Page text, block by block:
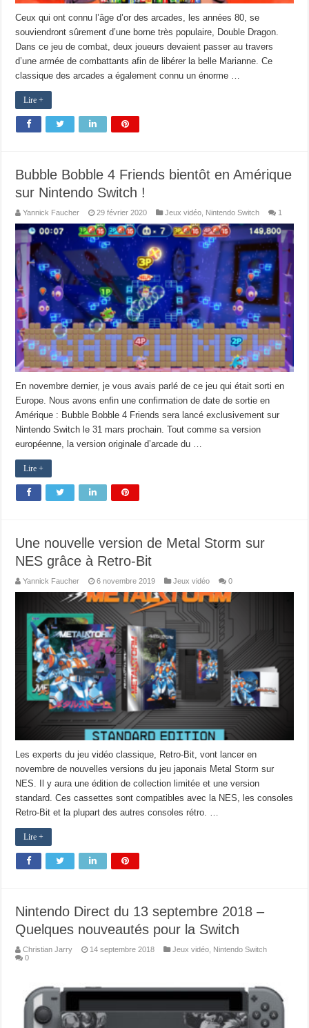
Ceux qui ont connu l’âge d’or des arcades, les années 80, se
souviendront sûrement d’une borne très populaire, Double Dragon.
Dans ce jeu de combat, deux joueurs devaient passer au travers
d’une armée de combattants afin de libérer la belle Marianne. Ce
classique des arcades a également connu un énorme …
Lire +
Bubble Bobble 4 Friends bientôt en Amérique
sur Nintendo Switch !
Yannick Faucher 29 février 2020 Jeux vidéo Nintendo Switch 1
En novembre dernier, je vous avais parlé de ce jeu qui était sorti en
Europe. Nous avons enfin une confirmation de date de sortie en
Amérique : Bubble Bobble 4 Friends sera lancé exclusivement sur
Nintendo Switch le 31 mars prochain. Tout comme sa version
européenne, la version originale d’arcade du …
Lire +
Une nouvelle version de Metal Storm sur
NES grâce à Retro-Bit
Yannick Faucher 6 novembre 2019 Jeux vidéo 0
Les experts du jeu vidéo classique, Retro-Bit, vont lancer en
novembre de nouvelles versions du jeu japonais Metal Storm sur
NES. Il y aura une édition de collection limitée et une version
standard. Ces cassettes sont compatibles avec la NES, les consoles
Retro-Bit et la plupart des autres consoles rétro. …
Lire +
Nintendo Direct du 13 septembre 2018 –
Quelques nouveautés pour la Switch
Christian Jarry 14 septembre 2018 Jeux vidéo Nintendo Switch
0